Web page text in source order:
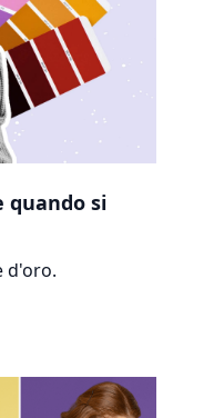
quando si
d'oro.